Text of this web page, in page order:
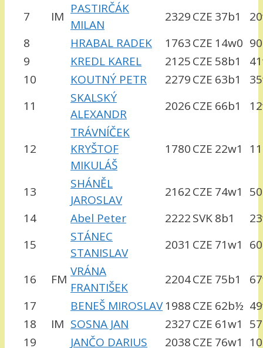
7
IM
PASTIRČÁK
MILAN
2329CZE 37b1
8
HRABAL RADEK 1763CZE 14w0
9
KREDL KAREL 2125CZE 58b1
10
KOUTNÝ PETR 2279CZE 63b1
11
SKALSKÝ
ALEXANDR
2026CZE 66b1
12
TRÁVNÍČEK
KRYŠTOF
MIKULÁŠ
1780CZE 22w1
13
SHÁNĚL
JAROSLAV
2162CZE 74w1
14
Abel Peter 2222SVK8b1
15
STÁNEC
STANISLAV
2031 CZE 71w1
16 FM
VRÁNA
FRANTIŠEK
2204CZE 75b1
17
BENEŠ MIROSLAV1988CZE 62b½
18
IM SOSNA JAN 2327CZE 61w1
19
JANČO DARIUS 2038CZE 76w1